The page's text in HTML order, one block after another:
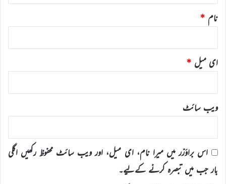
نام *
ای میل *
ویب‌ سائٹ
اس براؤزر میں میرا نام، ای میل، اور ویب سائٹ محفوظ رکھیں اگلی
بار جب میں تبصرہ کرنے کےلیے۔